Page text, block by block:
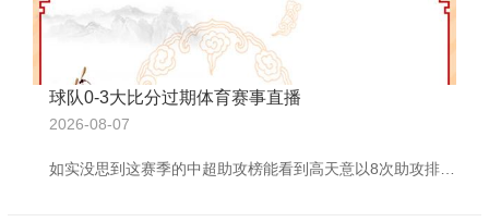
球队0-3大比分过期体育赛事直播
2026-08-07
如实没思到这赛季的中超助攻榜能看到高天意以8次助攻排在第一。但这还不是最猛的。更关键的是，他伤愈复出后体育赛事直播，也曾相连5场中超送出助攻，这是什么宗旨？这关联词自有统计以来，中超球员第三长的相连助攻记载，仅次于以前的艾克森和米西莫维奇。 外界若何夸先不说，高天意我方用场上的进展给出了回答。近5场中超，他对天津、长春、国安、河南全是助攻，对云南玉昆更是1球1助攻。在我看来，这种在球队最需要得分时能领路输出的智力，即是中枢的体现。 讲真，如果没他这股劲，申花在争冠路上就悬了。就拿中超第19轮那